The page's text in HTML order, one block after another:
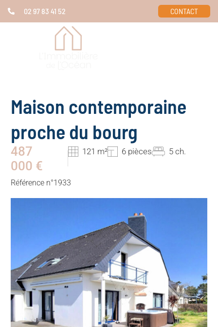
02 97 83 41 52 CONTACT
Maison contemporaine
proche du bourg
487
000 €
121 m² 6 pièces 5 ch.
Référence n°1933